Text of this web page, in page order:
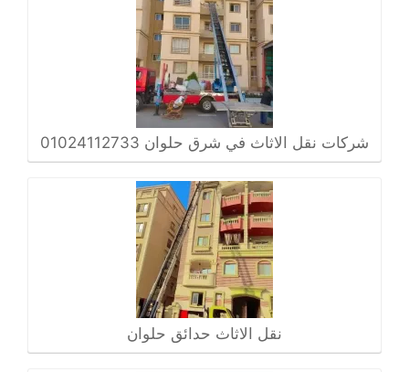
شركات نقل الاثاث في شرق حلوان 01024112733
نقل الاثاث حدائق حلوان